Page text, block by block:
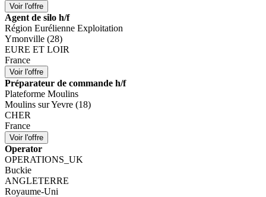
Agent de silo h/f
Région Eurélienne Exploitation
Ymonville (28)
EURE ET LOIR
France
Préparateur de commande h/f
Plateforme Moulins
Moulins sur Yevre (18)
CHER
France
Operator
OPERATIONS_UK
Buckie
ANGLETERRE
Royaume-Uni